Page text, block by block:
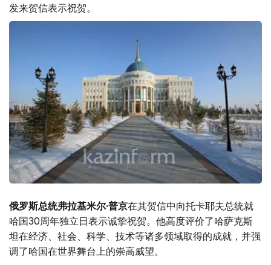
发来贺信表示祝贺。
俄罗斯总统弗拉基米尔·普京在其贺信中向托卡耶夫总统就
哈国30周年独立日表示诚挚祝贺。他高度评价了哈萨克斯
坦在经济、社会、科学、技术等诸多领域取得的成就，并强
调了哈国在世界舞台上的崇高威望。